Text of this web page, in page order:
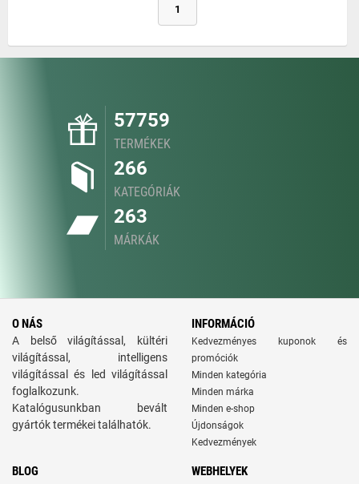
1
57759
TERMÉKEK
266
KATEGÓRIÁK
263
MÁRKÁK
O NÁS
A belső világítással, kültéri
világítással, intelligens
világítással és led világítással
foglalkozunk.
Katalógusunkban bevált
gyártók termékei találhatók.
INFORMÁCIÓ
Kedvezményes kuponok és
promóciók
Minden kategória
Minden márka
Minden e-shop
Újdonságok
Kedvezmények
BLOG WEBHELYEK